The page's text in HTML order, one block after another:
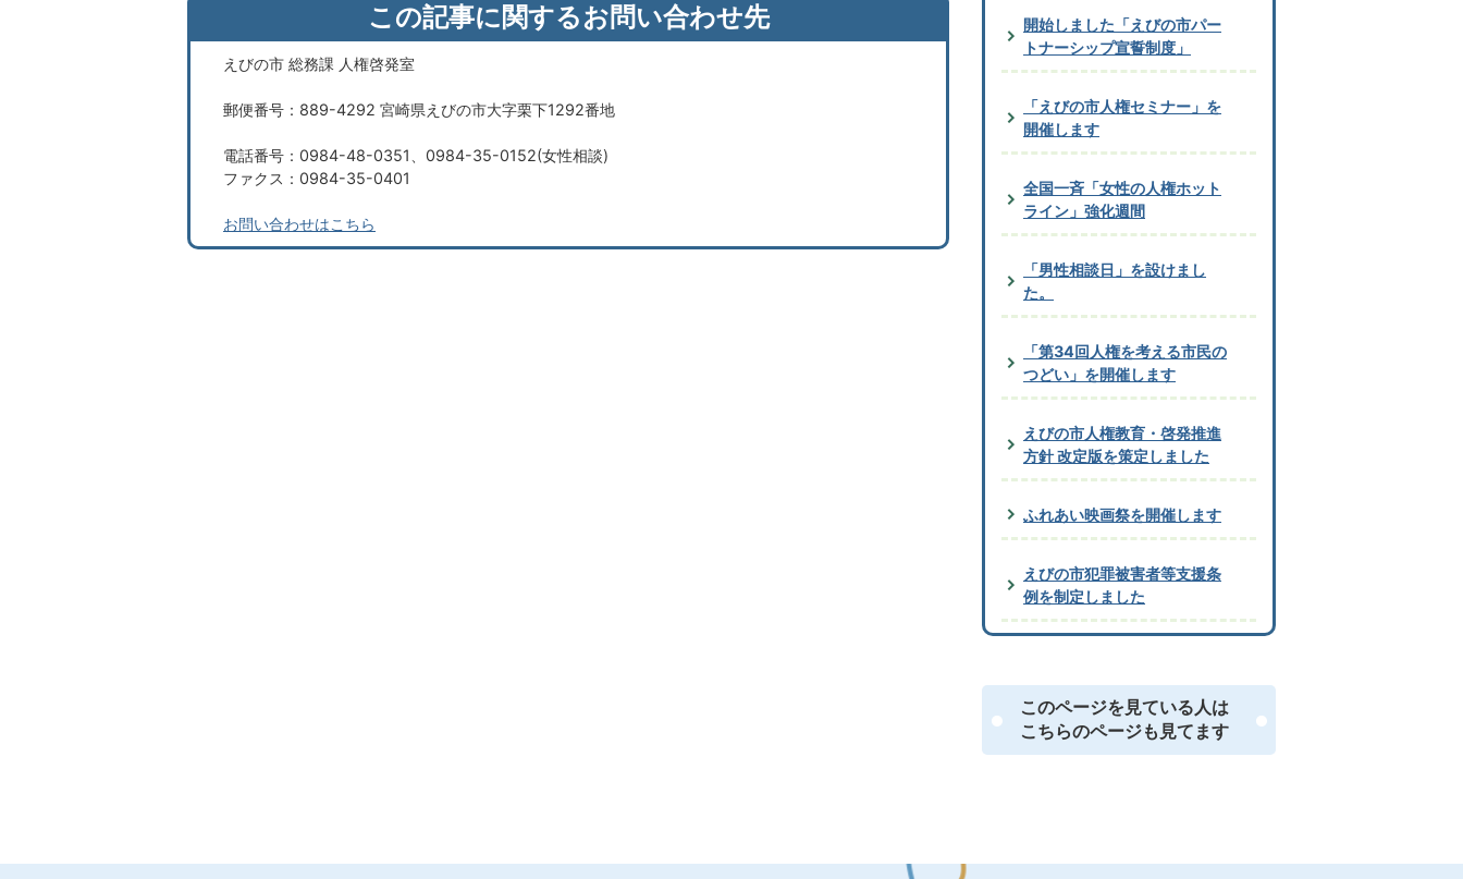
この記事に関するお問い合わせ先
えびの市 総務課 人権啓発室
郵便番号：889-4292 宮崎県えびの市大字栗下1292番地
電話番号：0984-48-0351、0984-35-0152(女性相談)
ファクス：0984-35-0401
お問い合わせはこちら
開始しました「えびの市パー
トナーシップ宣誓制度」
「えびの市人権セミナー」を
開催します
全国一斉「女性の人権ホット
ライン」強化週間
「男性相談日」を設けまし
た。
「第34回人権を考える市民の
つどい」を開催します
えびの市人権教育・啓発推進
方針 改定版を策定しました
ふれあい映画祭を開催します
えびの市犯罪被害者等支援条
例を制定しました
このページを見ている人は
こちらのページも見てます